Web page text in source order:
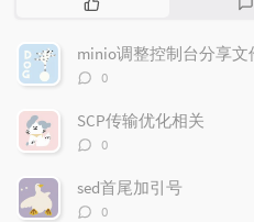
文
章
minio调整控制台分享
评
数：
0
SCP传输优化相关
评
数：
0
sed首尾加引号
评
0